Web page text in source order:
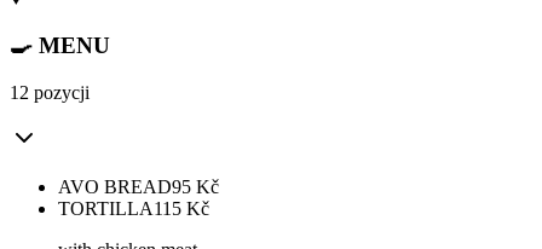
🍳 MENU
12 pozycji
AVO BREAD95 Kč
TORTILLA115 Kč